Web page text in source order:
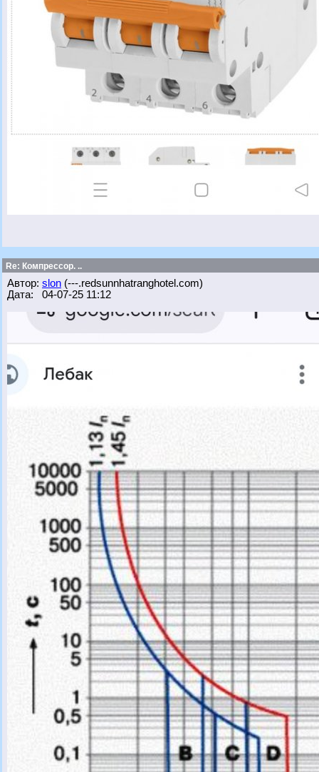
Re: Компрессор. ..
Автор: slon (---.redsunnhatranghotel.com)
Дата: 04-07-25 11:12